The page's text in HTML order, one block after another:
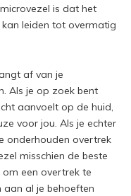
is dat het
leiden tot overmatig
af van je
Als je op zoek bent
aanvoelt op de huid,
voor jou. Als je echter
onderhouden overtrek
misschien de beste
om een overtrek te
al je behoeften